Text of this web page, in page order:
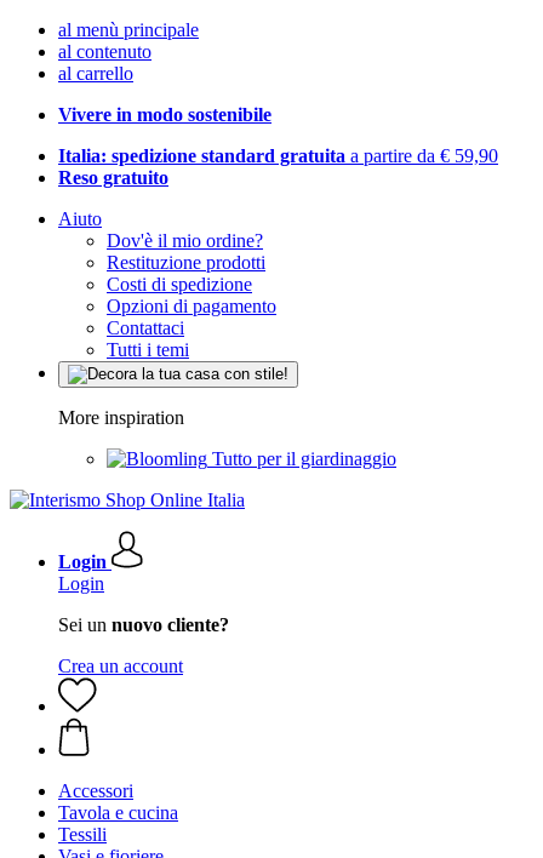
al menù principale
al contenuto
al carrello
Vivere in modo sostenibile
Italia: spedizione standard gratuita a partire da € 59,90
Reso gratuito
Aiuto
Dov'è il mio ordine?
Restituzione prodotti
Costi di spedizione
Opzioni di pagamento
Contattaci
Tutti i temi
More inspiration
Tutto per il giardinaggio
Login
Login
Sei un nuovo cliente?
Crea un account
Accessori
Tavola e cucina
Tessili